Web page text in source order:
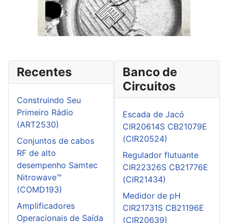
Recentes
Construindo Seu
Primeiro Rádio
(ART2530)
Conjuntos de cabos
RF de alto
desempenho Samtec
Nitrowave™
(COMD193)
Amplificadores
Operacionais de Saída
Banco de
Circuitos
Escada de Jacó
CIR20614S CB21079E
(CIR20524)
Regulador flutuante
CIR22326S CB21776E
(CIR21434)
Medidor de pH
CIR21731S CB21196E
(CIR20639)